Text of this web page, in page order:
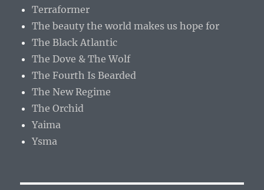
Terraformer
The beauty the world makes us hope for
The Black Atlantic
The Dove & The Wolf
The Fourth Is Bearded
The New Regime
The Orchid
Yaima
Ysma